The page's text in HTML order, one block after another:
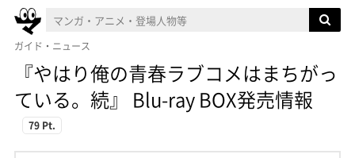
ガイド・ニュース
『やはり俺の青春ラブコメはまちがっ
ている。続』 Blu-ray BOX発売情報
79 Pt.